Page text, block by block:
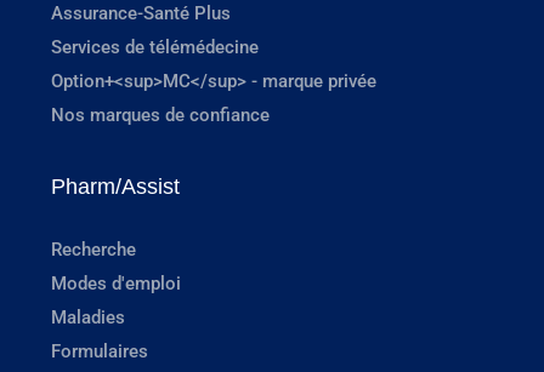
Assurance-Santé Plus
Services de télémédecine
Option+<sup>MC</sup> - marque privée
Nos marques de confiance
Pharm/Assist
Recherche
Modes d'emploi
Maladies
Formulaires